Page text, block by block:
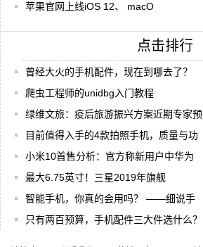
苹果官网上线iOS 12、 macO
点击排行
曾经大火的手机配件，现在到哪去了？
爬虫工程师的unidbg入门教程
绿维文旅：疫后旅游振兴方案近期专家预
目前值得入手的4款拍照手机，质量与功
小米10首售分析：官方称新用户中华为
最大6.75英寸！三星2019年旗舰
智能手机，你真的会用吗？ ——细说手
只有两百预算，手机配件三大件选什么？